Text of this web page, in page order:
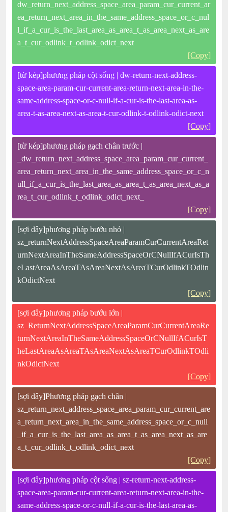
dw_return_next_address_space_area_param_cur_current_ar
ea_return_next_area_in_the_same_address_space_or_c_nul
l_if_a_cur_is_the_last_area_as_area_t_as_area_next_as_are
a_t_cur_odlink_t_odlink_odict_next
[Copy]
[từ kép]phương pháp cột sống | dw-return-next-address-
space-area-param-cur-current-area-return-next-area-in-the-
same-address-space-or-c-null-if-a-cur-is-the-last-area-as-
area-t-as-area-next-as-area-t-cur-odlink-t-odlink-odict-next
[Copy]
[từ kép]phương pháp gạch chân trước |
_dw_return_next_address_space_area_param_cur_current_
area_return_next_area_in_the_same_address_space_or_c_n
ull_if_a_cur_is_the_last_area_as_area_t_as_area_next_as_a
rea_t_cur_odlink_t_odlink_odict_next_
[Copy]
[sợi dây]phương pháp bướu nhỏ |
sz_returnNextAddressSpaceAreaParamCurCurrentAreaRet
urnNextAreaInTheSameAddressSpaceOrCNullIfACurIsTh
eLastAreaAsAreaTAsAreaNextAsAreaTCurOdlinkTOdlin
kOdictNext
[Copy]
[sợi dây]phương pháp bướu lớn |
sz_ReturnNextAddressSpaceAreaParamCurCurrentAreaRe
turnNextAreaInTheSameAddressSpaceOrCNullIfACurIsT
heLastAreaAsAreaTAsAreaNextAsAreaTCurOdlinkTOdli
nkOdictNext
[Copy]
[sợi dây]Phương pháp gạch chân |
sz_return_next_address_space_area_param_cur_current_are
a_return_next_area_in_the_same_address_space_or_c_null
_if_a_cur_is_the_last_area_as_area_t_as_area_next_as_are
a_t_cur_odlink_t_odlink_odict_next
[Copy]
[sợi dây]phương pháp cột sống | sz-return-next-address-
space-area-param-cur-current-area-return-next-area-in-the-
same-address-space-or-c-null-if-a-cur-is-the-last-area-as-